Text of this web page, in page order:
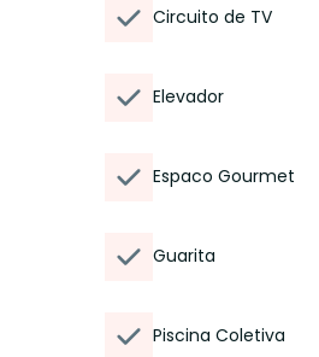
Circuito de TV
Elevador
Espaco Gourmet
Guarita
Piscina Coletiva